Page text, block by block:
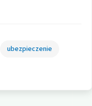
ubezpieczenie